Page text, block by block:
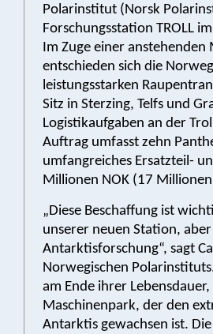
Polarinstitut (Norsk
Forschungsstation TROLL
Im Zuge einer
entschieden sich die
leistungsstarken
Sitz in Sterzing, Telfs und
Logistikaufgaben an der
Auftrag umfasst zehn
umfangreiches Ersatzteil-
Millionen NOK (17 Millionen
„Diese Beschaffung ist
unserer neuen Station,
Antarktisforschung“, sagt
Norwegischen
am Ende ihrer
Maschinenpark, der den
Antarktis gewachsen ist.